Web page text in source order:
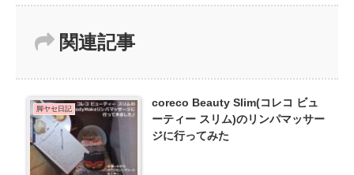
関連記事
脚ヤセ日記
coreco Beauty Slim(コレコ ビュ
ーティー スリム)のリンパマッサー
ジに行ってみた